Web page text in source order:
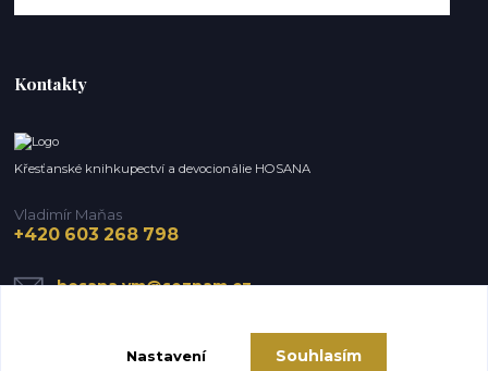
Kontakty
Křesťanské knihkupectví a devocionálie HOSANA
Vladimír Maňas
+420 603 268 798
hosana.vm@seznam.cz
Nastavení Souhlasím